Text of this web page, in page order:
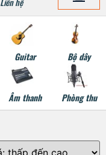
Guitar Bộ dây
Âm thanh Phòng thu